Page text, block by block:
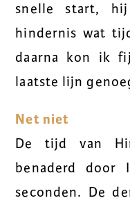
snelle start,
hindernis wat
daarna kon ik
laatste lijn
Net niet
De tijd van
benaderd door
seconden. De